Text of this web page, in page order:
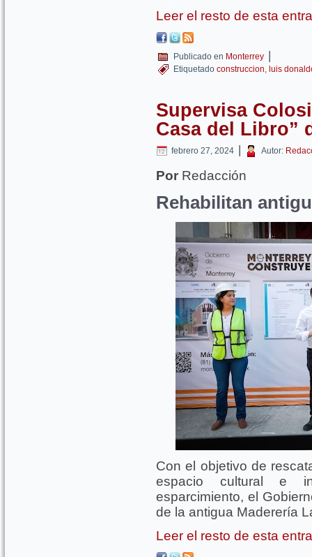
Leer el resto de esta
Publicado en Monterrey |
Etiquetado construccion, luis
Supervisa
Casa del Libro”
febrero 27, 2024 | Autor:
Por Redacción
Rehabilitan
Con el objetivo de
espacio cultural e
esparcimiento, el
de la antigua Maderería
Leer el resto de esta